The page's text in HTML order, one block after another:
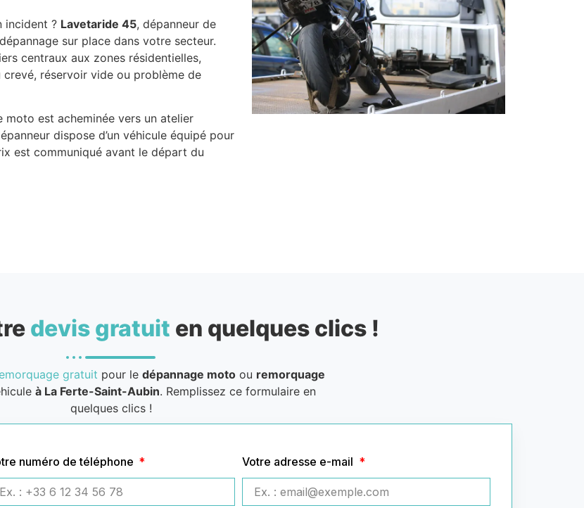
incident ? Lavetaride 45, dépanneur de
sur place dans votre secteur.
centraux aux zones résidentielles,
réservoir vide ou problème de
moto est acheminée vers un atelier
dispose d’un véhicule équipé pour
est communiqué avant le départ du
devis gratuit en quelques clics !
gratuit pour le dépannage motoou remorquage
à La Ferte-Saint-Aubin. Remplissez ce formulaire en
quelques clics !
numéro de téléphone Votre adresse e-mail